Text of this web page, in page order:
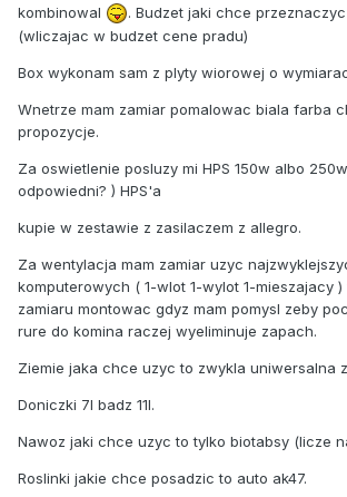
kombinowal
. Budzet jaki chce
(wliczajac w budzet cene pradu)
Box wykonam sam z plyty wiorowej o
Wnetrze mam zamiar pomalowac biala farba
propozycje.
Za oswietlenie posluzy mi HPS 150w albo
odpowiedni? ) HPS'a
kupie w zestawie z zasilaczem z allegro.
Za wentylacja mam zamiar uzyc
komputerowych ( 1-wlot 1-wylot 1-mieszajacy
zamiaru montowac gdyz mam pomysl zeby
rure do komina raczej wyeliminuje zapach.
Ziemie jaka chce uzyc to zwykla uniwersalna
Doniczki 7l badz 11l.
Nawoz jaki chce uzyc to tylko biotabsy (licze
Roslinki jakie chce posadzic to auto ak47.